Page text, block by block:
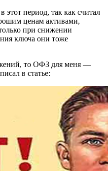
этот период, так как считал
ценам активами,
при снижении
ключа они тоже
то ОФЗ для меня —
в статье: